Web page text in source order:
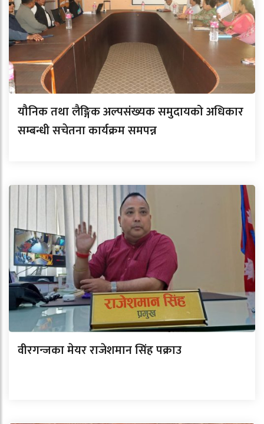
यौनिक तथा लैङ्गिक अल्पसंख्यक समुदायको अधिकार
सम्बन्धी सचेतना कार्यक्रम समपन्न
वीरगन्जका मेयर राजेशमान सिंह पक्राउ